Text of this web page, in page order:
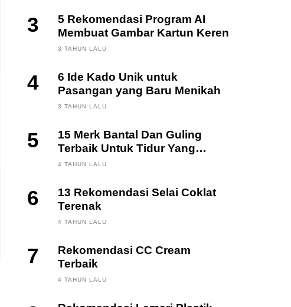
3
5 Rekomendasi Program AI
Membuat Gambar Kartun Keren
3 TAHUN LALU
4
6 Ide Kado Unik untuk
Pasangan yang Baru Menikah
3 TAHUN LALU
5
15 Merk Bantal Dan Guling
Terbaik Untuk Tidur Yang
Berkualitas
4 TAHUN LALU
6
13 Rekomendasi Selai Coklat
Terenak
4 TAHUN LALU
7
Rekomendasi CC Cream
Terbaik
4 TAHUN LALU